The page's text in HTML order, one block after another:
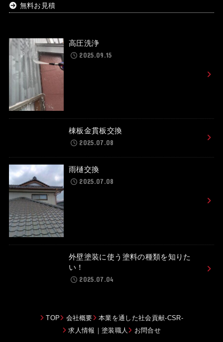
無料お見積
高圧洗浄
2025.09.15
棟板金貫板交換
2025.07.08
雨樋交換
2025.07.08
外壁塗装に使う塗料の種類を知りた
い！
2025.07.04
TOP 会社概要
本業を通した社会貢献-CSR-
求人情報｜塗装職人
お問合せ